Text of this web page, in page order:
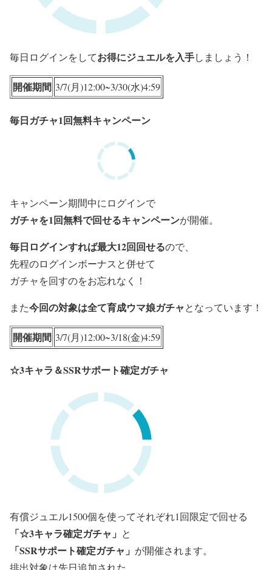
毎日ログインをしてお得にジュエルを入手しましょう！
開催期間 3/7(月)12:00~3/30(水)4:59
毎日ガチャ1回無料キャンペーン
キャンペーン期間中にログインで
ガチャを1回無料で回せるキャンペーンが開催。
毎日ログインすれば最大12回回せるので、
先程のログインボーナスと併せて
ガチャを回すのをお忘れなく！
また今回の対象は全て育成ウマ娘ガチャとなっています！
開催期間 3/7(月)12:00~3/18(金)4:59
☆3キャラ＆SSRサポート確定ガチャ
有償ジュエル1500個を使ってそれぞれ1回限定で回せる
「☆3キャラ確定ガチャ」 と
「SSRサポート確定ガチャ」 が開催されます。
排出対象は先日追加された